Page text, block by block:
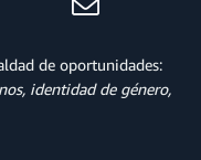
de oportunidades:
identidad de género,